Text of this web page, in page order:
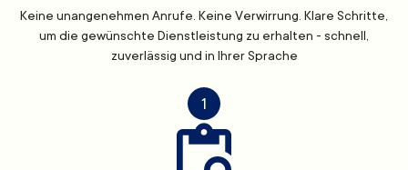
Keine unangenehmen Anrufe. Keine Verwirrung. Klare Schritte,
um die gewünschte Dienstleistung zu erhalten - schnell,
zuverlässig und in Ihrer Sprache
1